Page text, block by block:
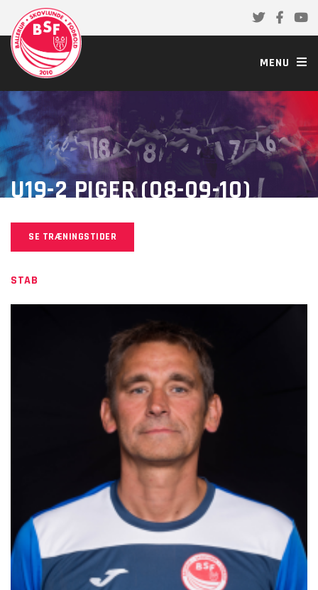
MENU
U19-2 PIGER (08-09-10)
SE TRÆNINGSTIDER
STAB